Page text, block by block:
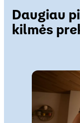
Daugiau
kilmės